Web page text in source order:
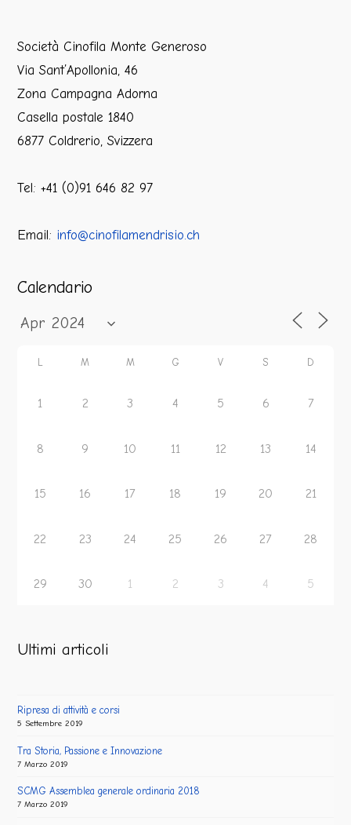
Società Cinofila Monte Generoso
Via Sant’Apollonia, 46
Zona Campagna Adorna
Casella postale 1840
6877 Coldrerio, Svizzera
Tel: +41 (0)91 646 82 97
Email: info@cinofilamendrisio.ch
Calendario
L M M G V S D
1 2 3 4 5 6 7
8 9 10 11 12 13 14
15 16 17 18 19 20 21
22 23 24 25 26 27 28
29 30 1 2 3 4 5
Ultimi articoli
Ripresa di attività e corsi
5 Settembre 2019
Tra Storia, Passione e Innovazione
7 Marzo 2019
SCMG Assemblea generale ordinaria 2018
7 Marzo 2019